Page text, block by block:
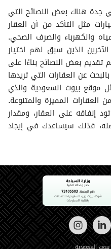
جدة هناك بعض النصائح التي
مثل التأكد من أن العقار
والكهرباء والصرف الصحي.
الذين سبق لهم اختيار
بعض النصائح بناءًا على
عن العقارات التي تريدها
موقع بيوت السعودية والذي
المميزة والمتنوعة.
إنفاقه على العقار، ومقدار
فذلك سيساعدك في إيجاد